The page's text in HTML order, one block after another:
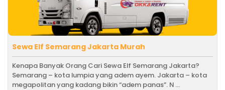
Sewa Elf Semarang Jakarta Murah
Kenapa Banyak Orang Cari Sewa Elf Semarang Jakarta?
Semarang – kota lumpia yang adem ayem. Jakarta – kota
megapolitan yang kadang bikin “adem panas”. N ...